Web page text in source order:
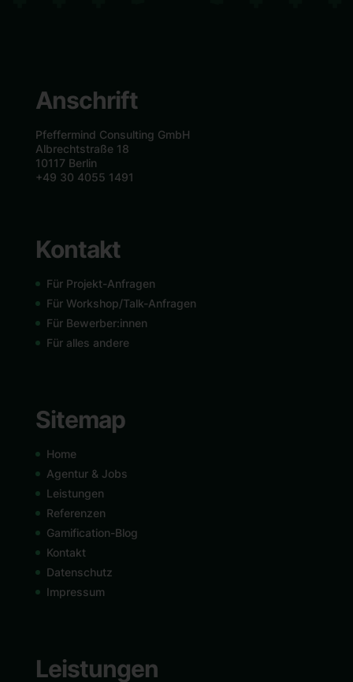
Anschrift
Pfeffermind Consulting GmbH
Albrechtstraße 18
10117 Berlin
+49 30 4055 1491
Kontakt
Für Projekt-Anfragen
Für Workshop/Talk-Anfragen
Für Bewerber:innen
Für alles andere
Sitemap
Home
Agentur & Jobs
Leistungen
Referenzen
Gamification-Blog
Kontakt
Datenschutz
Impressum
Leistungen